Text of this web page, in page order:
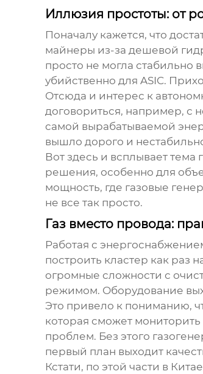
Иллюзия простоты: от
Поначалу кажется, что
майнеры из-за дешевой
просто не могла стабильно
убийственно для ASIC.
Отсюда и интерес к
договориться, например, с
самой вырабатываемой
вышло дорого и
Вот здесь и всплывает тема
решения, особенно для
мощность, где газовые
не все так просто.
Газ вместо провода:
Работая с
построить кластер как раз
огромные сложности с
режимом. Оборудование
Это привело к пониманию,
которая сможет
проблем. Без этого
первый план выходит
Кстати, по этой части в